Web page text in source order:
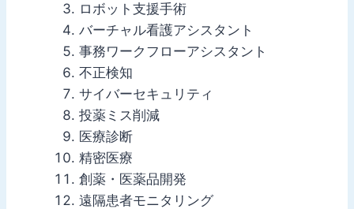
ロボット支援手術
バーチャル看護アシスタント
事務ワークフローアシスタント
不正検知
サイバーセキュリティ
投薬ミス削減
医療診断
精密医療
創薬・医薬品開発
遠隔患者モニタリング